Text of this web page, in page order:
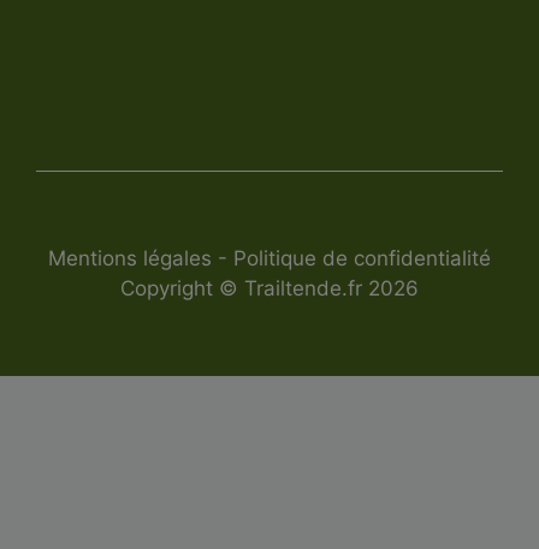
Copyright © Trailtende.fr 2026
Mentions légales - Politique de confidentialité